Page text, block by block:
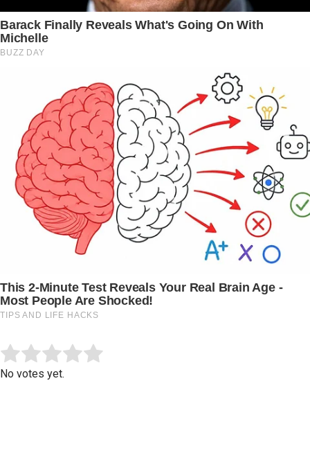
Rate this item:
No votes yet.